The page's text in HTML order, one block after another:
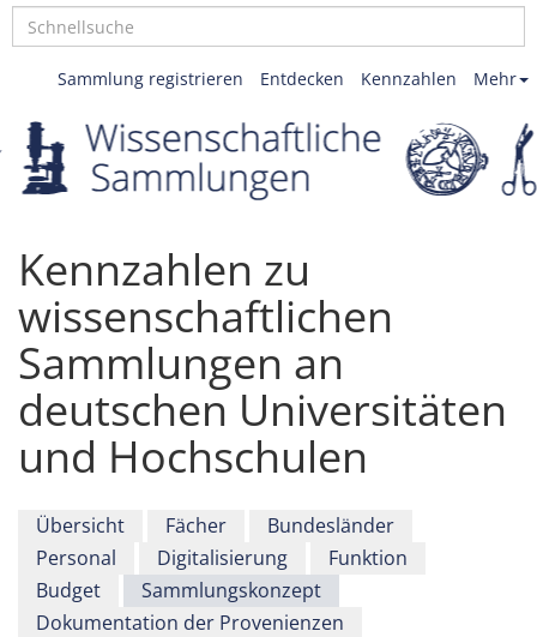
Mehr
Kennzahlen
Entdecken
Sammlung registrieren
Kennzahlen zu
wissenschaftlichen
Sammlungen an
deutschen Universitäten
und Hochschulen
Übersicht Fächer
Bundesländer
Personal
Digitalisierung
Funktion
Budget
Sammlungskonzept
Dokumentation der Provenienzen